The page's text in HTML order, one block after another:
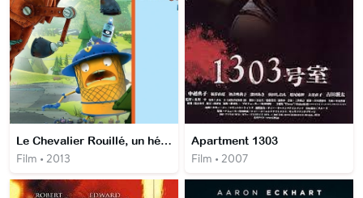
Le Chevalier Rouillé, un héros au grand coeur
Film • 2013
Apartment 1303
Film • 2007